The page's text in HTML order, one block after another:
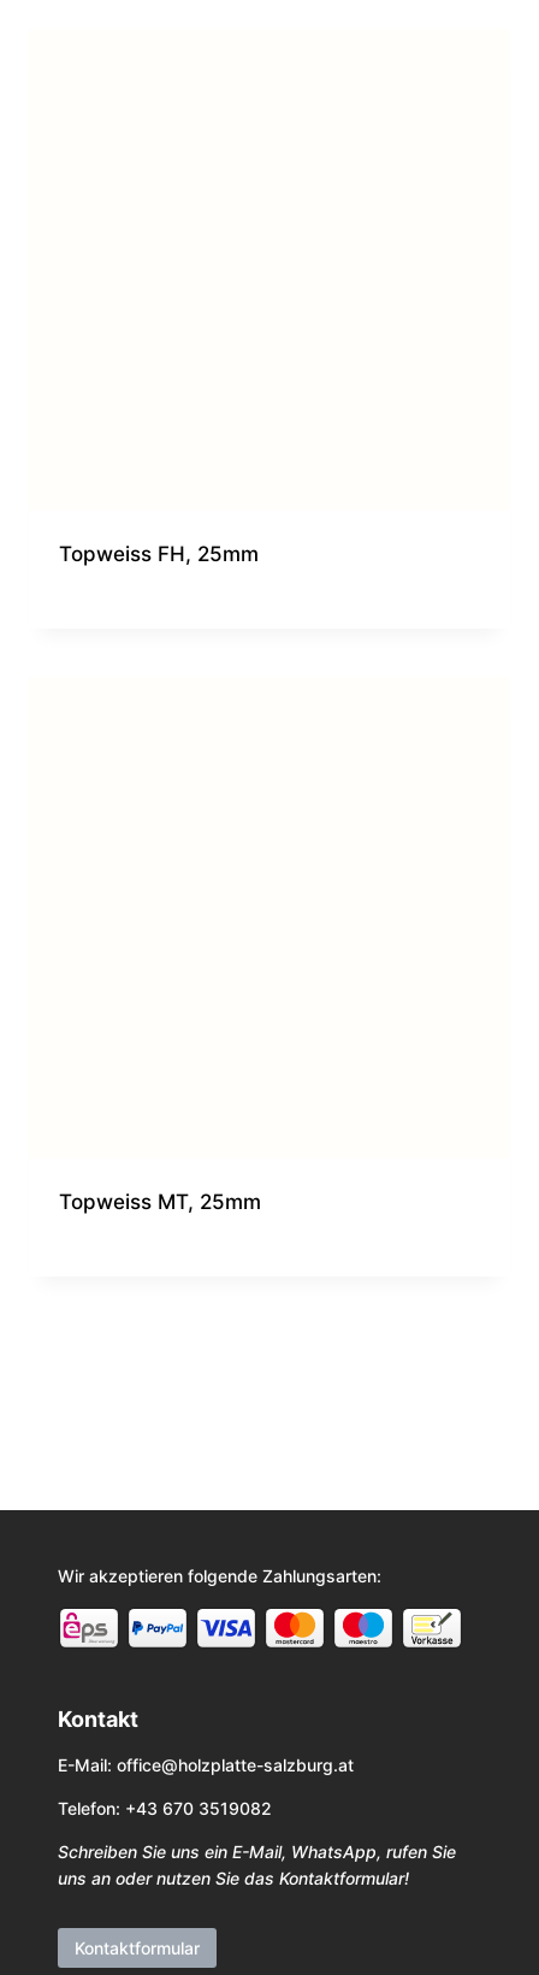
Topweiss FH, 25mm
Topweiss MT, 25mm
Wir akzeptieren folgende Zahlungsarten:
Kontakt
E-Mail: office@holzplatte-salzburg.at
Telefon: +43 670 3519082
Schreiben Sie uns ein E-Mail, WhatsApp, rufen Sie
uns an oder nutzen Sie das Kontaktformular!
Kontaktformular